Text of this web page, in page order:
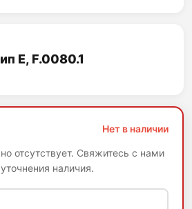
E, F.0080.1
Нет в наличии
отсутствует. Свяжитесь с нами
наличия.